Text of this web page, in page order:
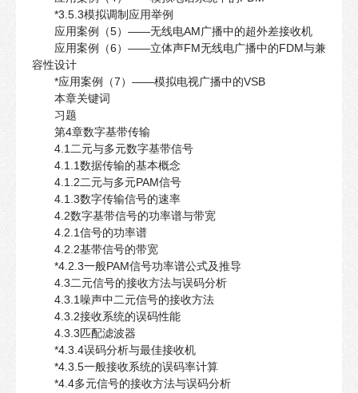
*3.5.3模拟调制应用举例
应用案例（5）——无线电AM广播中的超外差接收机
应用案例（6）——立体声FM无线电广播中的FDM与兼
容性设计
*应用案例（7）——模拟电视广播中的VSB
本章关键词
习题
第4章数字基带传输
4.1二元与多元数字基带信号
4.1.1数据传输的基本概念
4.1.2二元与多元PAM信号
4.1.3数字传输信号的速率
4.2数字基带信号的功率谱与带宽
4.2.1信号的功率谱
4.2.2基带信号的带宽
*4.2.3一般PAM信号功率谱公式及推导
4.3二元信号的接收方法与误码分析
4.3.1噪声中二元信号的接收方法
4.3.2接收系统的误码性能
4.3.3匹配滤波器
*4.3.4误码分析与最佳接收机
*4.3.5一般接收系统的误码率计算
*4.4多元信号的接收方法与误码分析